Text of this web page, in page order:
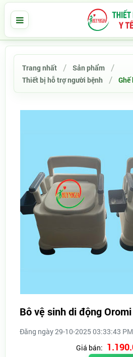
Trang nhất
Sản phẩm
Thiết bị hỗ trợ người bệnh
Ghế
Bô vệ sinh di động Oromi
Đăng ngày 29-10-2025 03:33:43
Giá bán: